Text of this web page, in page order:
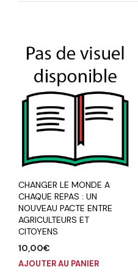
CHANGER LE MONDE A
CHAQUE REPAS : UN
NOUVEAU PACTE ENTRE
AGRICULTEURS ET
CITOYENS
10,00€
AJOUTER AU PANIER